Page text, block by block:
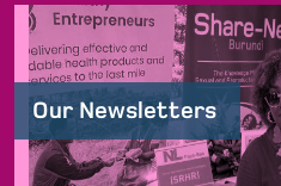
Our Newsletters